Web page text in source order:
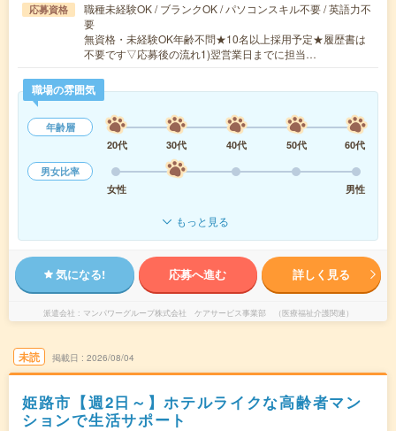
応募資格
職種未経験OK / ブランクOK / パソコンスキル不要 / 英語力不
要
無資格・未経験OK年齢不問★10名以上採用予定★履歴書は
不要です▽応募後の流れ1)翌営業日までに担当…
職場の雰囲気
年齢層
20代
30代 40代 50代
60代
男女比率
女性
男性
もっと見る
気になる! 応募へ進む 詳しく見る
派遣会社 マンパワーグループ株式会社 ケアサービス事業部 （医療福祉介護関連）
未読 掲載日 2026/08/04
姫路市【週2日～】ホテルライクな高齢者マン
ションで生活サポート